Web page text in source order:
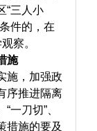
“三人小
件的，在
察。
施
，加强政
序推进隔离
一刀切”、
措施的要及